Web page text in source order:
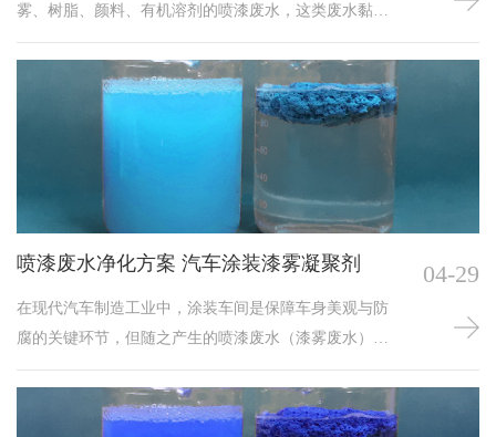
雾、树脂、颜料、有机溶剂的喷漆废水，这类废水黏度
高、悬浮物多、易结块发臭、难以自然沉降，直接排放
易造成污染，循环使用也会因漆渣黏附导致设备堵塞、
水质恶化。一套成熟稳定的喷漆废水净化方案，配合专
用汽车涂装漆雾凝聚剂，可实现废水快速破粘、漆渣上
浮分离、循环水清澈回用，是汽车涂装车间废水处理的
常用药剂。汽车涂装喷漆废水成分复杂，主要来自水帘
柜、喷淋塔循环水
喷漆废水净化方案 汽车涂装漆雾凝聚剂
在现代汽车制造工业中，涂装车间是保障车身美观与防
腐的关键环节，但随之产生的喷漆废水（漆雾废水）却
是一大难题。这类废水中含有大量未附着在工件表面的
漆雾颗粒、树脂、有机溶剂及重金属，若处理不当，不
仅会堵塞水帘柜与管道，还会导致水体发臭。而漆雾凝
04-29